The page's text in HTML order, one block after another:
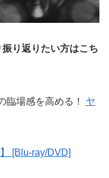
り返りたい方はこち
臨場感を高める！ ヤ
[Blu-ray/DVD]